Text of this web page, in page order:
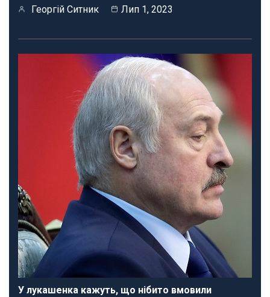
Георгій Ситник Лип 1, 2023
У лукашенка кажуть, що нібито вмовили